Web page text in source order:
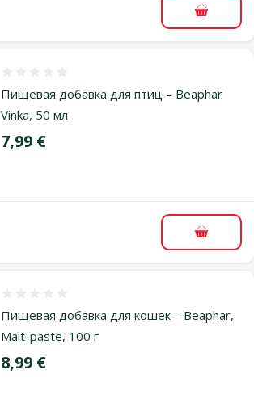
В
Пищевая добавка для птиц – Beaphar
Vinka, 50 мл
Цена
7,99 €
В
Пищевая добавка для кошек – Beaphar,
Malt-paste, 100 г
Цена
8,99 €